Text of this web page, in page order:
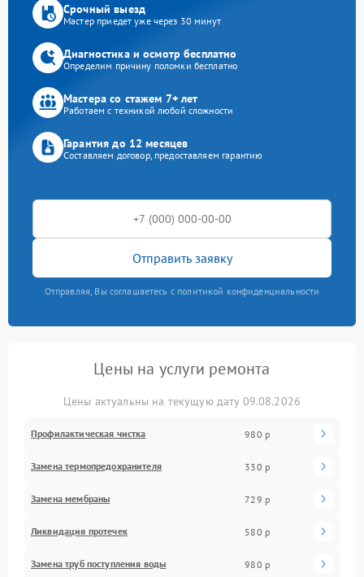
Срочный выезд
Мастер приедет уже через 30 минут
Диагностика и осмотр бесплатно
Определим причину поломки бесплатно
Мастера со стажем 7+ лет
Работаем с техникой любой сложности
Гарантия до 12 месяцев
Составляем договор, предоставляем гарантию
Отправить заявку
Отправляя, Вы соглашаетесь с политикой конфиденциальности
Цены на услуги ремонта
Цены актуальны на текущую дату 09.08.2026
Профилактическая чистка 980 р
Замена термопредохранителя 330 р
Замена мембраны 729 р
Ликвидация протечек 580 р
Замена труб поступления воды 980 р